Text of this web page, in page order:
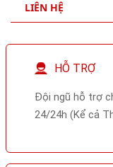
LIÊN HỆ
HỖ TRỢ
Đội ngũ hỗ trợ
24/24h (Kể cả